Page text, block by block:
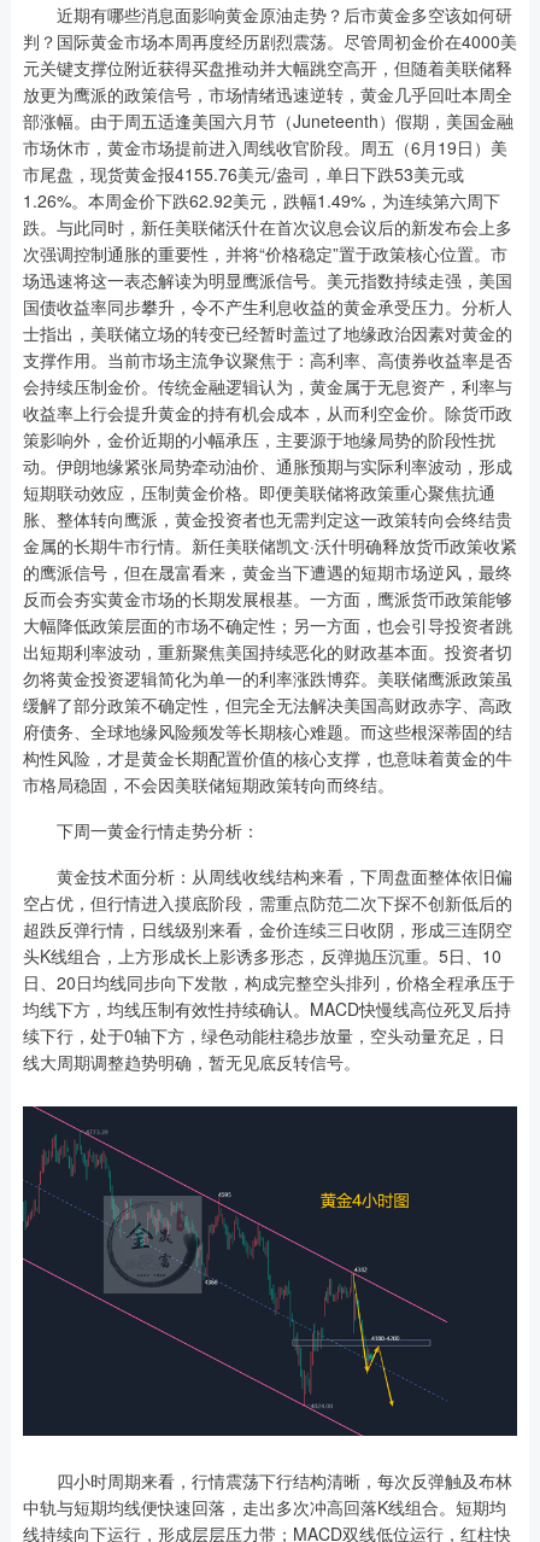
近期有哪些消息面影响黄金原油走势？后市黄金多空该如何研
判？国际黄金市场本周再度经历剧烈震荡。尽管周初金价在4000美
元关键支撑位附近获得买盘推动并大幅跳空高开，但随着美联储释
放更为鹰派的政策信号，市场情绪迅速逆转，黄金几乎回吐本周全
部涨幅。由于周五适逢美国六月节（Juneteenth）假期，美国金融
市场休市，黄金市场提前进入周线收官阶段。周五（6月19日）美
市尾盘，现货黄金报4155.76美元/盎司，单日下跌53美元或
1.26%。本周金价下跌62.92美元，跌幅1.49%，为连续第六周下
跌。与此同时，新任美联储沃什在首次议息会议后的新发布会上多
次强调控制通胀的重要性，并将“价格稳定”置于政策核心位置。市
场迅速将这一表态解读为明显鹰派信号。美元指数持续走强，美国
国债收益率同步攀升，令不产生利息收益的黄金承受压力。分析人
士指出，美联储立场的转变已经暂时盖过了地缘政治因素对黄金的
支撑作用。当前市场主流争议聚焦于：高利率、高债券收益率是否
会持续压制金价。传统金融逻辑认为，黄金属于无息资产，利率与
收益率上行会提升黄金的持有机会成本，从而利空金价。除货币政
策影响外，金价近期的小幅承压，主要源于地缘局势的阶段性扰
动。伊朗地缘紧张局势牵动油价、通胀预期与实际利率波动，形成
短期联动效应，压制黄金价格。即便美联储将政策重心聚焦抗通
胀、整体转向鹰派，黄金投资者也无需判定这一政策转向会终结贵
金属的长期牛市行情。新任美联储凯文·沃什明确释放货币政策收紧
的鹰派信号，但在晟富看来，黄金当下遭遇的短期市场逆风，最终
反而会夯实黄金市场的长期发展根基。一方面，鹰派货币政策能够
大幅降低政策层面的市场不确定性；另一方面，也会引导投资者跳
出短期利率波动，重新聚焦美国持续恶化的财政基本面。投资者切
勿将黄金投资逻辑简化为单一的利率涨跌博弈。美联储鹰派政策虽
缓解了部分政策不确定性，但完全无法解决美国高财政赤字、高政
府债务、全球地缘风险频发等长期核心难题。而这些根深蒂固的结
构性风险，才是黄金长期配置价值的核心支撑，也意味着黄金的牛
市格局稳固，不会因美联储短期政策转向而终结。
下周一黄金行情走势分析：
黄金技术面分析：从周线收线结构来看，下周盘面整体依旧偏
空占优，但行情进入摸底阶段，需重点防范二次下探不创新低后的
超跌反弹行情，日线级别来看，金价连续三日收阴，形成三连阴空
头K线组合，上方形成长上影诱多形态，反弹抛压沉重。5日、10
日、20日均线同步向下发散，构成完整空头排列，价格全程承压于
均线下方，均线压制有效性持续确认。MACD快慢线高位死叉后持
续下行，处于0轴下方，绿色动能柱稳步放量，空头动量充足，日
线大周期调整趋势明确，暂无见底反转信号。
四小时周期来看，行情震荡下行结构清晰，每次反弹触及布林
中轨与短期均线便快速回落，走出多次冲高回落K线组合。短期均
线持续向下运行，形成层层压力带；MACD双线低位运行，红柱快